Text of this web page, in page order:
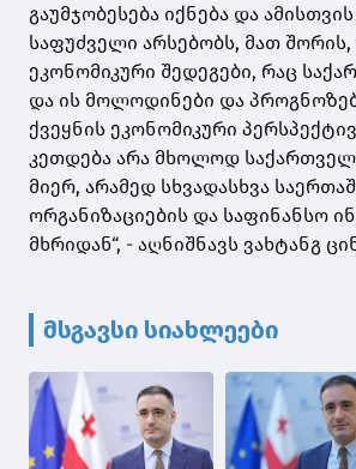
გაუმჯობესება იქნება და
საფუძველი არსებობს, მათ შორის,
ეკონომიკური შედეგები, რაც
და ის მოლოდინები და
ქვეყნის ეკონომიკური
კეთდება არა მხოლოდ
მიერ, არამედ სხვადასხვა
ორგანიზაციების და საფინანსო
მხრიდან“, - აღნიშნავს ვახტანგ
მსგავსი სიახლეები